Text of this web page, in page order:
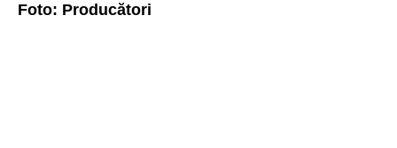
Foto: Producători